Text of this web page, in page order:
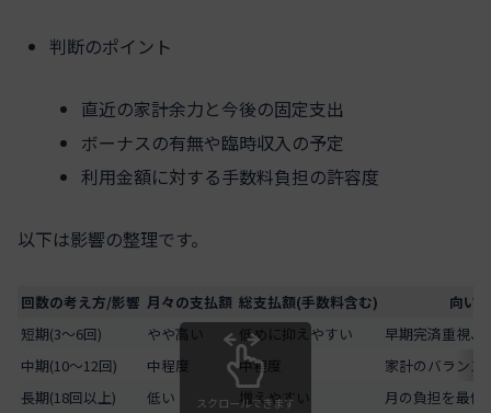
判断のポイント
直近の家計余力と今後の固定支出
ボーナスの有無や臨時収入の予定
利用金額に対する手数料負担の許容度
以下は影響の整理です。
回数の考え方/影響 月々の支払額 総支払額(手数料含む)
向い
短期(3〜6回)
やや高い 低めに抑えやすい
早期完済重視、
中期(10〜12回)
中程度 中程度
家計のバランス
長期(18回以上)
低い 増えやすい 月の負担を最優
スクロールできます